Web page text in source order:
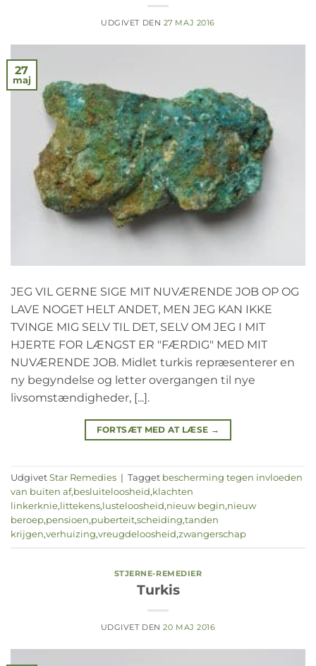
UDGIVET DEN 27 MAJ 2016
27
maj
JEG VIL GERNE SIGE MIT NUVÆRENDE JOB OP OG
LAVE NOGET HELT ANDET, MEN JEG KAN IKKE
TVINGE MIG SELV TIL DET, SELV OM JEG I MIT
HJERTE FOR LÆNGST ER "FÆRDIG" MED MIT
NUVÆRENDE JOB. Midlet turkis repræsenterer en
ny begyndelse og letter overgangen til nye
livsomstændigheder, [...].
FORTSÆT MED AT LÆSE →
Udgivet Star Remedies | Tagget bescherming tegen invloeden
van buiten af,besluiteloosheid,klachten
linkerknie,littekens,lusteloosheid,nieuw begin,nieuw
beroep,pensioen,puberteit,scheiding,tanden
krijgen,verhuizing,vreugdeloosheid,zwangerschap
STJERNE-REMEDIER
Turkis
UDGIVET DEN20 MAJ 2016